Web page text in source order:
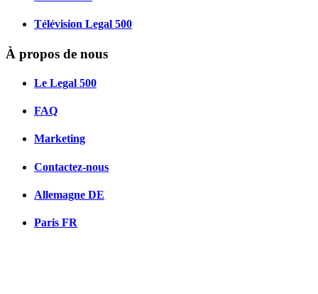
Télévision Legal 500
À propos de nous
Le Legal 500
FAQ
Marketing
Contactez-nous
Allemagne DE
Paris FR